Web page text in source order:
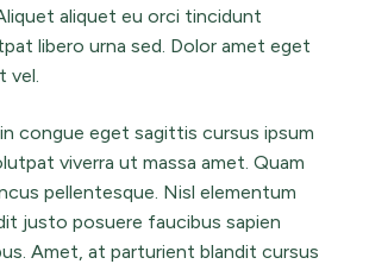
aliquet eu orci tincidunt
libero urna sed. Dolor amet eget
vel.
congue eget sagittis cursus ipsum
viverra ut massa amet. Quam
pellentesque. Nisl elementum
justo posuere faucibus sapien
Amet, at parturient blandit cursus